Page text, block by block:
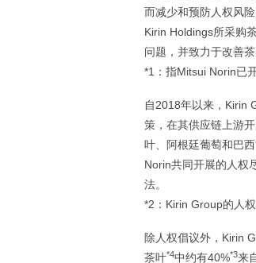
而减少和预防人权风
Kirin Holdings所采购
问题，并致力于改善茶
*1：指Mitsui Norin已
自2018年以来，Kirin
策，在其供应链上游
叶、阿根廷葡萄和巴
Norin共同开展的人权
法。
*2：Kirin Group的人权
除人权倡议外，Kirin
茶叶*4中约有40%*3来